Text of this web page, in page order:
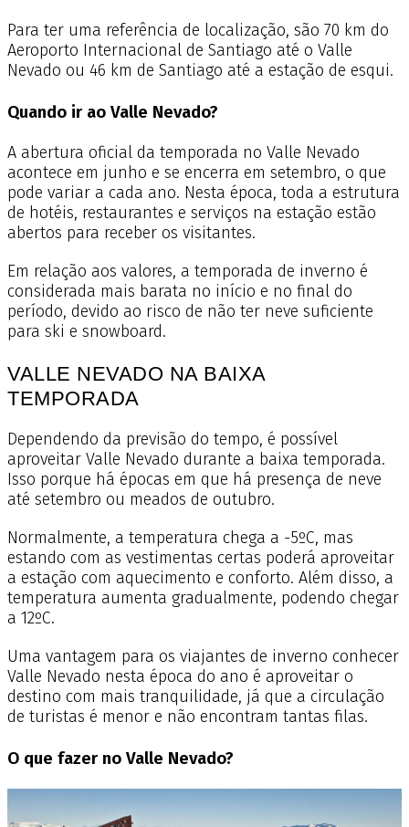
Para ter uma referência de localização, são 70 km do
Aeroporto Internacional de Santiago até o Valle
Nevado ou 46 km de Santiago até a estação de esqui.
Quando ir ao Valle Nevado?
A abertura oficial da temporada no Valle Nevado
acontece em junho e se encerra em setembro, o que
pode variar a cada ano. Nesta época, toda a estrutura
de hotéis, restaurantes e serviços na estação estão
abertos para receber os visitantes.
Em relação aos valores, a temporada de inverno é
considerada mais barata no início e no final do
período, devido ao risco de não ter neve suficiente
para ski e snowboard.
VALLE NEVADO NA BAIXA
TEMPORADA
Dependendo da previsão do tempo, é possível
aproveitar Valle Nevado durante a baixa temporada.
Isso porque há épocas em que há presença de neve
até setembro ou meados de outubro.
Normalmente, a temperatura chega a -5ºC, mas
estando com as vestimentas certas poderá aproveitar
a estação com aquecimento e conforto. Além disso, a
temperatura aumenta gradualmente, podendo chegar
a 12ºC.
Uma vantagem para os viajantes de inverno conhecer
Valle Nevado nesta época do ano é aproveitar o
destino com mais tranquilidade, já que a circulação
de turistas é menor e não encontram tantas filas.
O que fazer no Valle Nevado?